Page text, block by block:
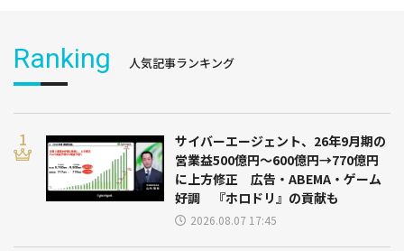
Ranking 人気記事ランキング
サイバーエージェント、26年9月期の
営業益500億円～600億円→770億円
に上方修正 広告・ABEMA・ゲーム
好調 『ホロドリ』の貢献も
2026.08.07 17:45